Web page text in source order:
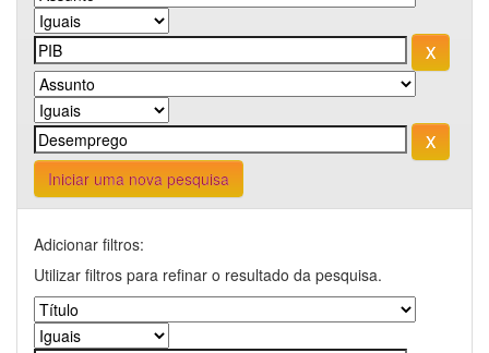
Iniciar uma nova pesquisa
Adicionar filtros:
Utilizar filtros para refinar o resultado da pesquisa.